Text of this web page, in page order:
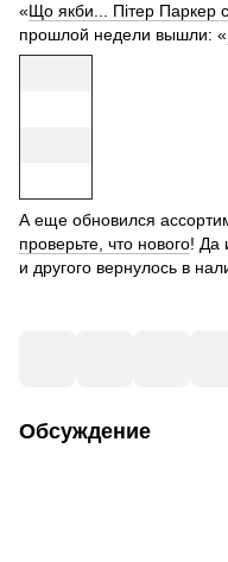
«Що якби... Пітер Паркер
прошлой недели вышли: «
А еще обновился
проверьте, что нового! Да
и другого вернулось в
Обсуждение